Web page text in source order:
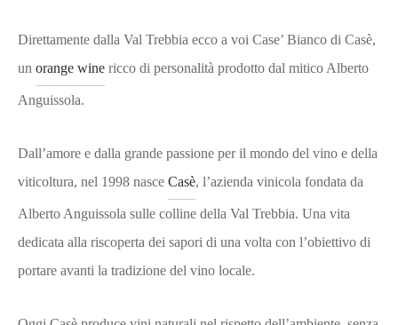
Direttamente dalla Val Trebbia ecco a voi Case’ Bianco di Casè,
un orange wine ricco di personalità prodotto dal mitico Alberto
Anguissola.
Dall’amore e dalla grande passione per il mondo del vino e della
viticoltura, nel 1998 nasce Casè, l’azienda vinicola fondata da
Alberto Anguissola sulle colline della Val Trebbia. Una vita
dedicata alla riscoperta dei sapori di una volta con l’obiettivo di
portare avanti la tradizione del vino locale.